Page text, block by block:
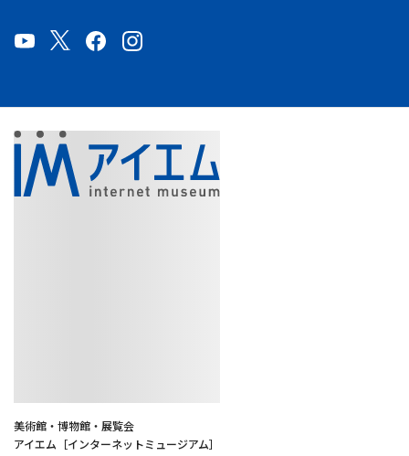
美術館・博物館・展覧会
アイエム［インターネットミュージアム］